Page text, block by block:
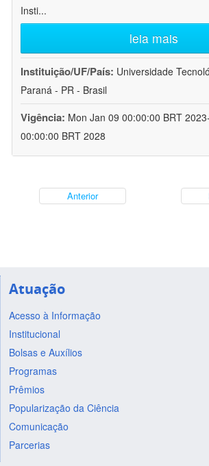
Insti...
leia mais
Instituição/UF/País: Universidade
Paraná - PR - Brasil
Vigência: Mon Jan 09 00:00:00 BRT
00:00:00 BRT 2028
Anterior
Atuação
Acesso à Informação
Institucional
Bolsas e Auxílios
Programas
Prêmios
Popularização da Ciência
Comunicação
Parcerias